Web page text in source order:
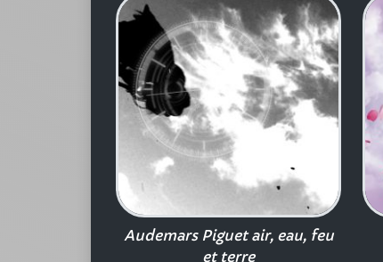
Audemars Piguet air, eau, feu
et terre